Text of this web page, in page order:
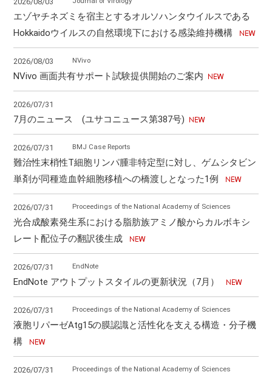
エゾヤチネズミを宿主とするオルソハンタウイルスである
Hokkaidoウイルスの自然環境下における感染維持機構
2026/08/03 NVivo
NVivo 画面共有サポート試験提供開始のご案内
2026/07/31
7月のニュース (ユサコニュース第387号)
2026/07/31 BMJ Case Reports
難治性末梢性T細胞リンパ腫非特定型に対し、ゲムシタビン
単剤が同種造血幹細胞移植への橋渡しとなった1例
2026/07/31 Proceedings of the National Academy of Sciences
光合成酸素発生系における脂肪族アミノ酸からカルボキシ
レート配位子の翻訳後生成
2026/07/31 EndNote
EndNote アウトプットスタイルの更新状況（7月）
2026/07/31 Proceedings of the National Academy of Sciences
液胞リパーゼAtg15の膜認識と活性化を支える構造・分子機
構
2026/07/31 Proceedings of the National Academy of Sciences